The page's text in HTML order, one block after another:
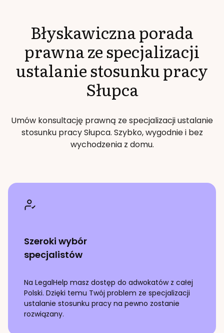
Błyskawiczna porada
prawna ze specjalizacji
ustalanie stosunku pracy
Słupca
Umów konsultację prawną ze specjalizacjiustalanie
stosunku pracySłupca. Szybko, wygodnie i bez
wychodzenia z domu.
Szeroki wybór
specjalistów
Na LegalHelp masz dostęp do adwokatów z całej
Polski. Dzięki temu Twój problem ze specjalizacji
ustalanie stosunku pracy na pewno zostanie
rozwiązany.